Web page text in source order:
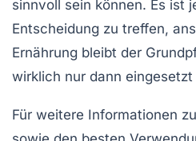
sinnvoll sein können. Es ist
Entscheidung zu treffen,
Ernährung bleibt der
wirklich nur dann
Für weitere Informationen